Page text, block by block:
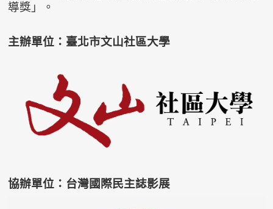
導獎」。
主辦單位：臺北市文山社區大學
協辦單位：台灣國際民主誌影展